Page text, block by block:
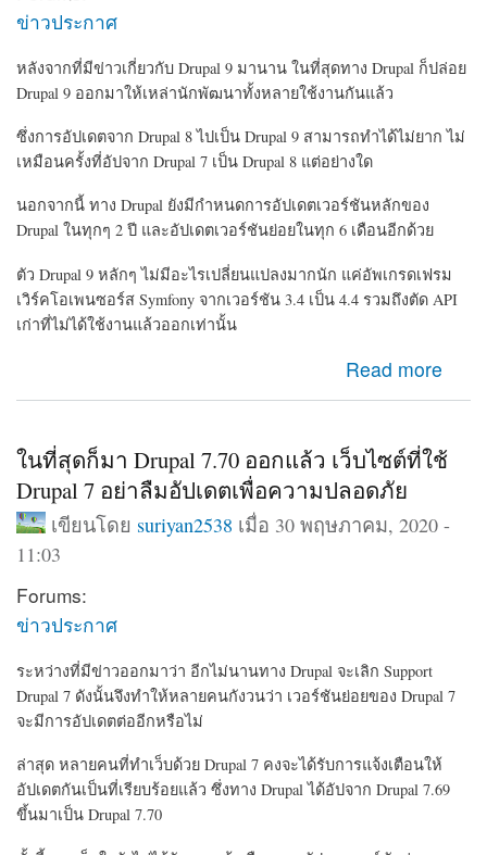
ข่าวประกาศ
หลังจากที่มีข่าวเกี่ยวกับ Drupal 9 มานาน ในที่สุดทาง Drupal ก็ปล่อย
Drupal 9 ออกมาให้เหล่านักพัฒนาทั้งหลายใช้งานกันแล้ว
ซึ่งการอัปเดตจาก Drupal 8 ไปเป็น Drupal 9 สามารถทำได้ไม่ยาก ไม่
เหมือนครั้งที่อัปจาก Drupal 7 เป็น Drupal 8 แต่อย่างใด
นอกจากนี้ ทาง Drupal ยังมีกำหนดการอัปเดตเวอร์ชันหลักของ
Drupal ในทุกๆ 2 ปี และอัปเดตเวอร์ชันย่อยในทุก 6 เดือนอีกด้วย
ตัว Drupal 9 หลักๆ ไม่มีอะไรเปลี่ยนแปลงมากนัก แค่อัพเกรดเฟรม
เวิร์คโอเพนซอร์ส Symfony จากเวอร์ชัน 3.4 เป็น 4.4 รวมถึงตัด API
เก่าที่ไม่ได้ใช้งานแล้วออกเท่านั้น
Read more
about มาตามการรอคอย Drupal 9 ออกแล้ว พร้อมอัปเดต
จาก Drupal 8.9 ได้ทันที
ในที่สุดก็มา Drupal 7.70 ออกแล้ว เว็บไซต์ที่ใช้
Drupal 7 อย่าลืมอัปเดตเพื่อความปลอดภัย
เขียนโดย suriyan2538 เมื่อ 30 พฤษภาคม, 2020 -
11:03
Forums:
ข่าวประกาศ
ระหว่างที่มีข่าวออกมาว่า อีกไม่นานทาง Drupal จะเลิก Support
Drupal 7 ดังนั้นจึงทำให้หลายคนกังวนว่า เวอร์ชันย่อยของ Drupal 7
จะมีการอัปเดตต่ออีกหรือไม่
ล่าสุด หลายคนที่ทำเว็บด้วย Drupal 7 คงจะได้รับการแจ้งเตือนให้
อัปเดตกันเป็นที่เรียบร้อยแล้ว ซึ่งทาง Drupal ได้อัปจาก Drupal 7.69
ขึ้นมาเป็น Drupal 7.70